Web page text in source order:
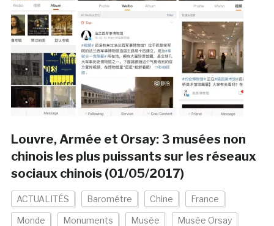
Louvre, Armée et Orsay: 3 musées non
chinois les plus puissants sur les réseaux
sociaux chinois (01/05/2017)
ACTUALITÉS Barométre Chine France
Monde Monuments Musée Musée Orsay